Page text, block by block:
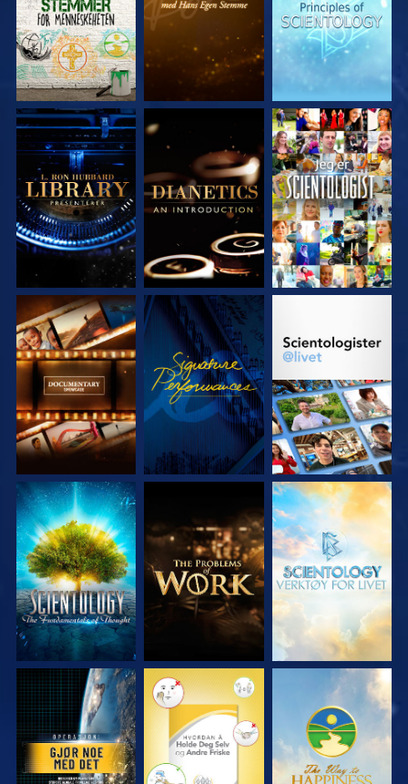
UTFORSK SERIEN UTFORSK SERIEN SE
UTFORSK SERIEN SE UTFORSK SERIEN
UTFORSK SERIEN UTFORSK SERIEN UTFORSK SERIEN
SE SE SE